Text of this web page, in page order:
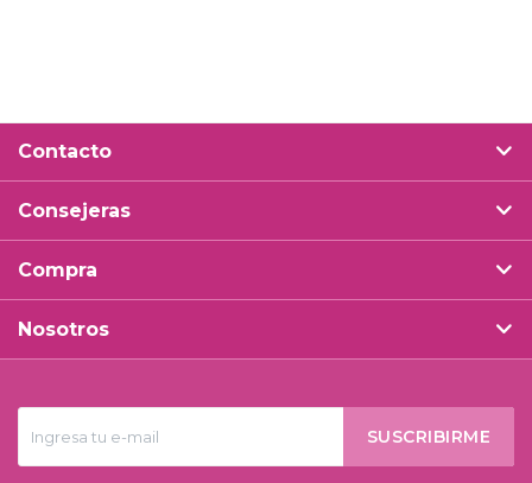
SUSCRIBIRME
Contacto
Consejeras
Compra
Nosotros